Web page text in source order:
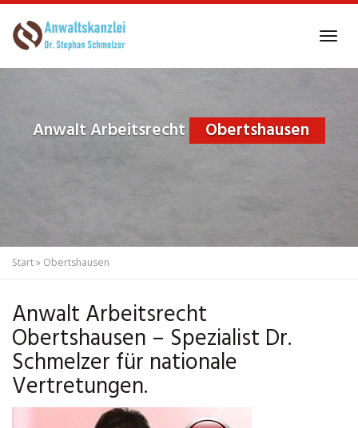
to
Anwalt Arbeitsrecht Obertshausen
Start» Obertshausen
Anwalt Arbeitsrecht
Obertshausen – Spezialist Dr.
Schmelzer für nationale
Vertretungen.